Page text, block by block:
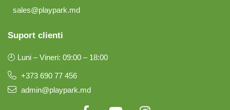
sales@playpark.md
Suport clienti
🕘 Luni – Vineri: 09:00 – 18:00
+373 690 77 456
admin@playpark.md